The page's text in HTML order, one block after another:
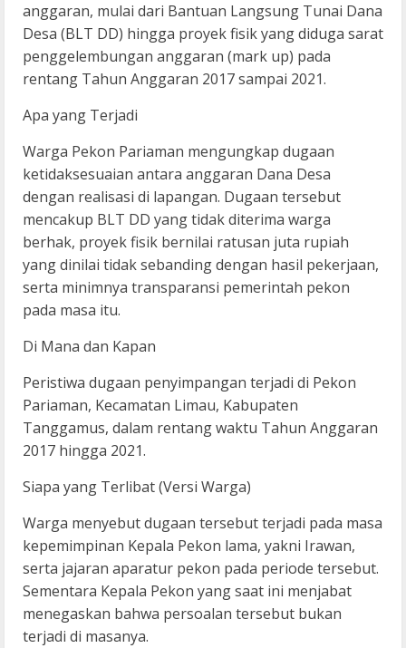
anggaran, mulai dari Bantuan Langsung Tunai Dana
Desa (BLT DD) hingga proyek fisik yang diduga sarat
penggelembungan anggaran (mark up) pada
rentang Tahun Anggaran 2017 sampai 2021.
Apa yang Terjadi
Warga Pekon Pariaman mengungkap dugaan
ketidaksesuaian antara anggaran Dana Desa
dengan realisasi di lapangan. Dugaan tersebut
mencakup BLT DD yang tidak diterima warga
berhak, proyek fisik bernilai ratusan juta rupiah
yang dinilai tidak sebanding dengan hasil pekerjaan,
serta minimnya transparansi pemerintah pekon
pada masa itu.
Di Mana dan Kapan
Peristiwa dugaan penyimpangan terjadi di Pekon
Pariaman, Kecamatan Limau, Kabupaten
Tanggamus, dalam rentang waktu Tahun Anggaran
2017 hingga 2021.
Siapa yang Terlibat (Versi Warga)
Warga menyebut dugaan tersebut terjadi pada masa
kepemimpinan Kepala Pekon lama, yakni Irawan,
serta jajaran aparatur pekon pada periode tersebut.
Sementara Kepala Pekon yang saat ini menjabat
menegaskan bahwa persoalan tersebut bukan
terjadi di masanya.